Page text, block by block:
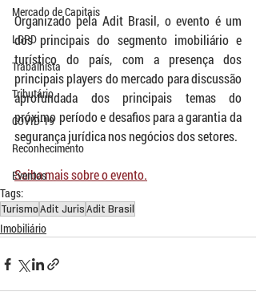
Mercado de Capitais
LGPD
Trabalhista
Tributário
COVID-19
Reconhecimento
Eventos
Organizado pela Adit Brasil, o evento é um
dos principais do segmento imobiliário e
turístico do país, com a presença dos
principais players do mercado para discussão
aprofundada dos principais temas do
próximo período e desafios para a garantia da
segurança jurídica nos negócios dos setores.
Saiba mais sobre o evento.
Tags:
TurismoAdit JurisAdit Brasil
Imobiliário